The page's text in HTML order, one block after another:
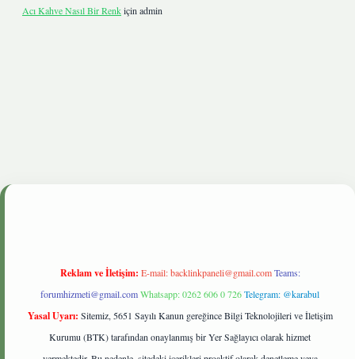
Acı Kahve Nasıl Bir Renkiçin admin
Reklam ve İletişim: E-mail:backlinkpaneli@gmail.com Teams:
forumhizmeti@gmail.comWhatsapp: 0262 606 0 726Telegram: @karabul
Yasal Uyarı: Sitemiz, 5651 Sayılı Kanun gereğince Bilgi Teknolojileri ve İletişim
Kurumu (BTK) tarafından onaylanmış bir Yer Sağlayıcı olarak hizmet